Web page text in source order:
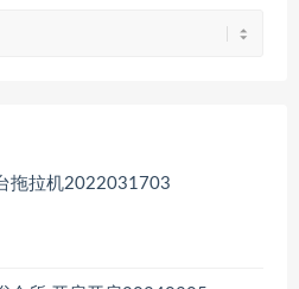
拖拉机2022031703